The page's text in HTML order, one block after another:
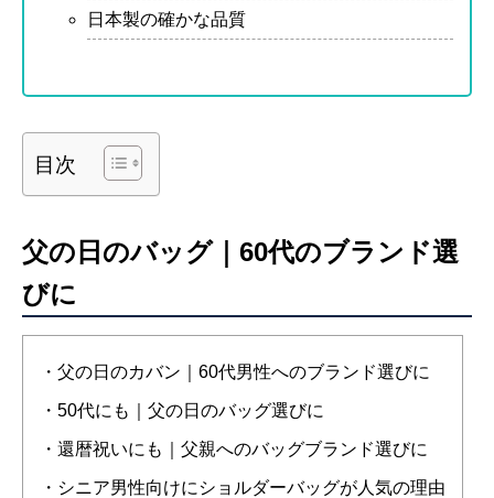
日本製の確かな品質
目次
父の日のバッグ｜60代のブランド選
びに
・父の日のカバン｜60代男性へのブランド選びに
・50代にも｜父の日のバッグ選びに
・還暦祝いにも｜父親へのバッグブランド選びに
・シニア男性向けにショルダーバッグが人気の理由